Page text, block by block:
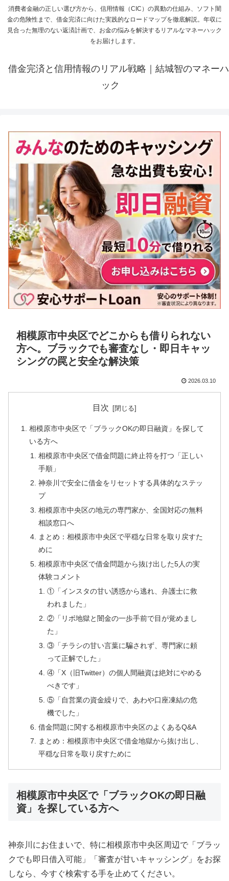
消費者金融の正しい選び方から、信用情報（CIC）の異動の仕組み、ソフト闇
金の危険性まで、借金完済に向けた実践的なロードマップを徹底解説。年収に
見合った無理のない返済計画で、お金の悩みを解決するリアルなマネーハック
をお届けします。
借金完済と信用情報のリアル戦略｜結城智のマネーハ
ック
相模原市中央区でどこからも借りられない
方へ。ブラックでも審査なし・即日キャッ
シングの罠と安全な解決策
2026.03.10
目次
相模原市中央区で「ブラックOKの即日融資」を探して
いる方へ
相模原市中央区で借金問題に終止符を打つ「正しい
手順」
神奈川で安全に借金をリセットする具体的なステッ
プ
相模原市中央区の地元の専門家か、全国対応の無料
相談窓口へ
まとめ：相模原市中央区で平穏な日常を取り戻すた
めに
相模原市中央区で借金問題から抜け出した5人の実
体験コメント
①「インスタの甘い誘惑から逃れ、弁護士に救
われました」
②「リボ地獄と闇金の一歩手前で目が覚めまし
た」
③「チラシの甘い言葉に騙されず、専門家に頼
って正解でした」
④「X（旧Twitter）の個人間融資は絶対にやめる
べきです」
⑤「自営業の資金繰りで、あわや口座凍結の危
機でした」
借金問題に関する相模原市中央区のよくあるQ&A
まとめ：相模原市中央区で借金地獄から抜け出し、
平穏な日常を取り戻すために
相模原市中央区で「ブラックOKの即日融
資」を探している方へ
神奈川にお住まいで、特に相模原市中央区周辺で「ブラッ
クでも即日借入可能」「審査が甘いキャッシング」をお探
しなら、今すぐ検索する手を止めてください。